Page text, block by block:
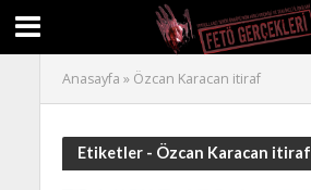
Anasayfa » Özcan Karacan itiraf
Etiketler - Özcan Karacan itiraf